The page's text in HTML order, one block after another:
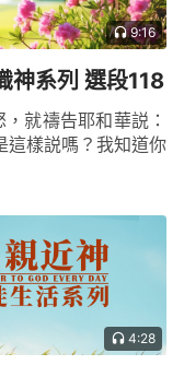
9:16
神系列 選段118
就禱告耶和華説：
這樣説嗎？我知道你
4:28